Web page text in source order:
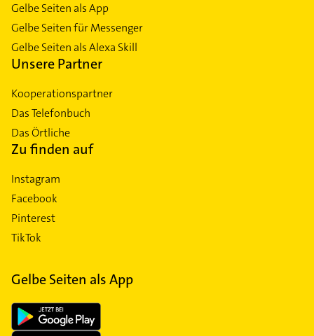
Gelbe Seiten als App
Gelbe Seiten für Messenger
Gelbe Seiten als Alexa Skill
Unsere Partner
Kooperationspartner
Das Telefonbuch
Das Örtliche
Zu finden auf
Instagram
Facebook
Pinterest
TikTok
Gelbe Seiten als App